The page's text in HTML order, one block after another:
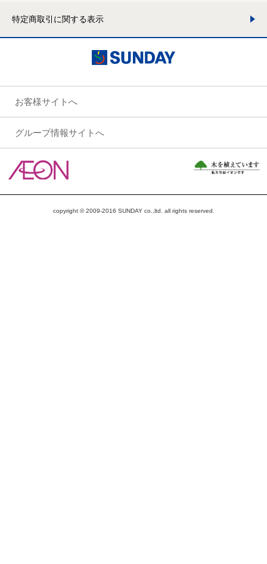
特定商取引に関する表示
お客様サイトへ
グループ情報サイトへ
copyright © 2009-2016 SUNDAY co.,ltd. all rights reserved.